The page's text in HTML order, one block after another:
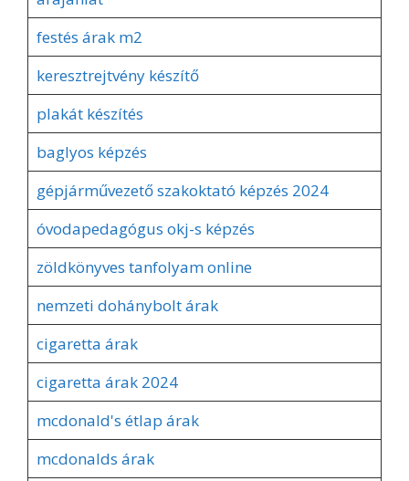
festés árak m2
keresztrejtvény készítő
plakát készítés
baglyos képzés
gépjárművezető szakoktató képzés 2024
óvodapedagógus okj-s képzés
zöldkönyves tanfolyam online
nemzeti dohánybolt árak
cigaretta árak
cigaretta árak 2024
mcdonald's étlap árak
mcdonalds árak